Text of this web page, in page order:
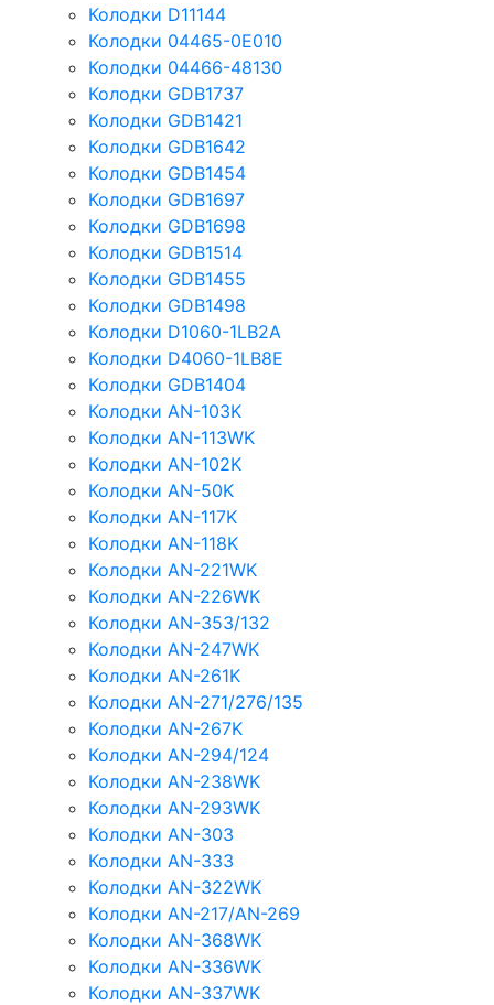
Колодки D11144
Колодки 04465-0E010
Колодки 04466-48130
Колодки GDB1737
Колодки GDB1421
Колодки GDB1642
Колодки GDB1454
Колодки GDB1697
Колодки GDB1698
Колодки GDB1514
Колодки GDB1455
Колодки GDB1498
Колодки D1060-1LB2A
Колодки D4060-1LB8E
Колодки GDB1404
Колодки AN-103K
Колодки AN-113WK
Колодки AN-102K
Колодки AN-50K
Колодки AN-117K
Колодки AN-118K
Колодки AN-221WK
Колодки AN-226WK
Колодки AN-353/132
Колодки AN-247WK
Колодки AN-261K
Колодки AN-271/276/135
Колодки AN-267K
Колодки AN-294/124
Колодки AN-238WK
Колодки AN-293WK
Колодки AN-303
Колодки AN-333
Колодки AN-322WK
Колодки AN-217/AN-269
Колодки AN-368WK
Колодки AN-336WK
Колодки AN-337WK